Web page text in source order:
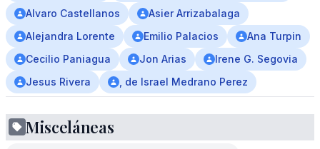
Alvaro Castellanos
Asier Arrizabalaga
Alejandra Lorente
Emilio Palacios
Ana Turpin
Cecilio Paniagua
Jon Arias
Irene G. Segovia
Jesus Rivera
, de Israel Medrano Perez
Misceláneas